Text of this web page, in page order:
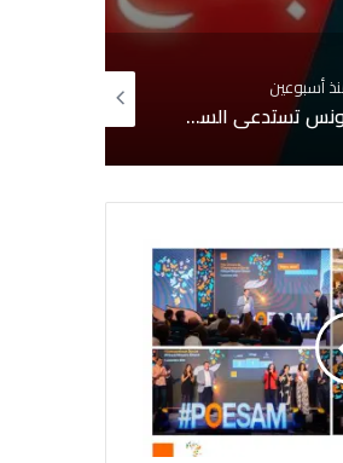
تونس تستدعي السفيرة الفرنسية لإبلاغها احتجاجًا شديد اللهجة إثر حوار إعلامي مع مطلوب للعدالة